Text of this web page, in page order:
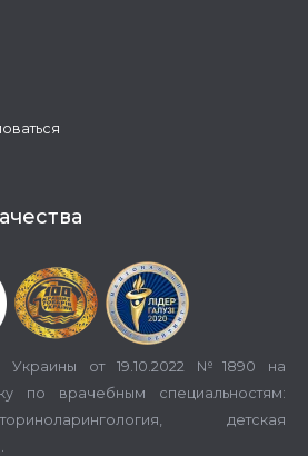
Украины от 19.10.2022 №1890 на
по врачебным специальностям:
детская